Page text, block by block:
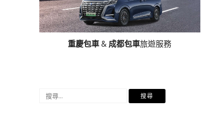
重慶包車& 成都包車旅遊服務
搜